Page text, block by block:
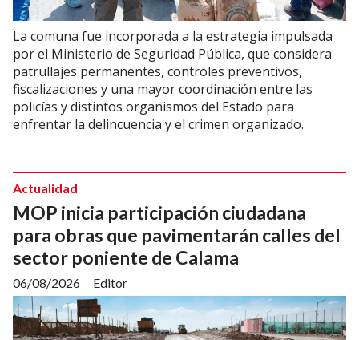
La comuna fue incorporada a la estrategia impulsada
por el Ministerio de Seguridad Pública, que considera
patrullajes permanentes, controles preventivos,
fiscalizaciones y una mayor coordinación entre las
policías y distintos organismos del Estado para
enfrentar la delincuencia y el crimen organizado.
MOP inicia participación ciudadana
para obras que pavimentarán calles del
sector poniente de Calama
Editor
Actualidad
06/08/2026